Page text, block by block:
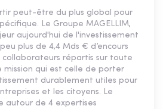
peut-être du plus global pour
Le Groupe MAGELLIM,
aujourd'hui de l'investissement
plus de 4,4 Mds € d’encours
collaborateurs répartis sur toute
mission qui est celle de porter
durablement utiles pour
et les citoyens. Le
autour de 4 expertises